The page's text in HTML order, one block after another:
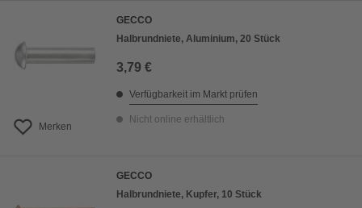
Merken
GECCO
Halbrundniete, Aluminium, 20 Stück
3,79 €
Verfügbarkeit im Markt prüfen
Nicht online erhältlich
GECCO
Halbrundniete, Kupfer, 10 Stück